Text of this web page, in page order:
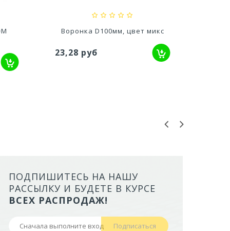
Воронка D100мм, цвет микс
23,28 руб
ЛОТОК ALTA ДЛЯ КОШЕК
БОРТАМИ И СЕТКОЙ НА
НОЖКАХ)
ПОДПИШИТЕСЬ НА НАШУ
РАССЫЛКУ И БУДЕТЕ В КУРСЕ
ВСЕХ РАСПРОДАЖ!
Подписаться